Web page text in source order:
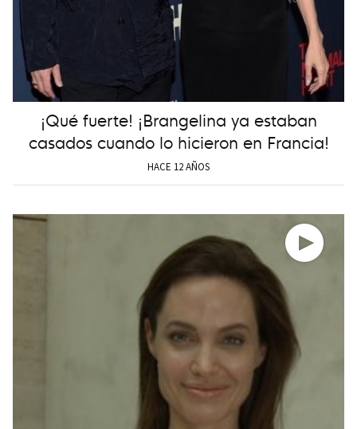
¡Qué fuerte! ¡Brangelina ya estaban
casados cuando lo hicieron en Francia!
HACE 12 AÑOS